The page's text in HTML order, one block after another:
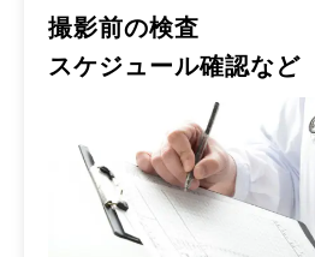
撮影前の検査
スケジュール確認など